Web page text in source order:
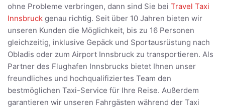
ohne Probleme verbringen, dann sind Sie bei Travel Taxi
Innsbruck genau richtig. Seit über 10 Jahren bieten wir
unseren Kunden die Möglichkeit, bis zu 16 Personen
gleichzeitig, inklusive Gepäck und Sportausrüstung nach
Obladis oder zum Airport Innsbruck zu transportieren. Als
Partner des Flughafen Innsbrucks bietet Ihnen unser
freundliches und hochqualifiziertes Team den
bestmöglichen Taxi-Service für Ihre Reise. Außerdem
garantieren wir unseren Fahrgästen während der Taxi